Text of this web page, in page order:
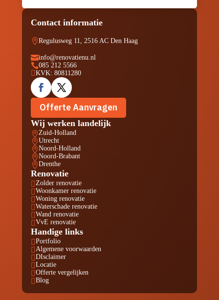
Contact informatie
Regulusweg 11, 2516 AC Den Haag
info@renovatienu.nl
085 212 5566
 KVK: 80811280
Offerte Aanvragen
Wij werken landelijk
 Zuid-Holland
Utrecht
Noord-Holland
Noord-Brabant
Drenthe
Renovatie
 Zolder renovatie
 Woonkamer renovatie
 Woning renovatie
 Waterschade renovatie
 Wand renovatie
 VvE renovatie
Handige links
 Portfolio
 Algemene voorwaarden
 DIsclaimer
 Locatie
 Offerte vergelijken
 Blog